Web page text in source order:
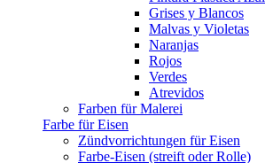
Grises y Blancos
Malvas y Violetas
Naranjas
Rojos
Verdes
Atrevidos
Farben für Malerei
Farbe für Eisen
Zündvorrichtungen für Eisen
Farbe-Eisen (streift oder Rolle)